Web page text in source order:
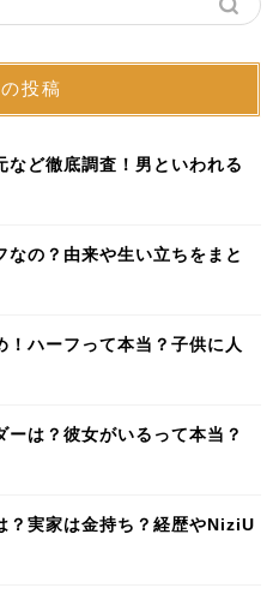
投稿
など徹底調査！男といわれる
なの？由来や生い立ちをまと
！ハーフって本当？子供に人
は？彼女がいるって本当？
？実家は金持ち？経歴やNiziU